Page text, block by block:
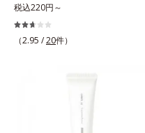
しました。さらに、シリーズ共通の
美容成分「GLルートブースター
(*11)」を配合することで、肌のふ
アが叶うシリーズに。3ステップで
上向き(*12)のハリと透明感を。効
果的なシナジー設計で、あなたのエ
イジングケアを応援します。*1 メ
ーション。肌荒れやニキビがある
と、ファンデーションを塗っていい
か悩むもの。とはいえ、素肌のまま
れしやすい、ニキビができやすい人
こそ、肌負担が少ない低刺激設計の
ファンデーションで守るのがベス
ト。「クリアフル エッセンス カバ
税込220円～
（2.95 /20件）